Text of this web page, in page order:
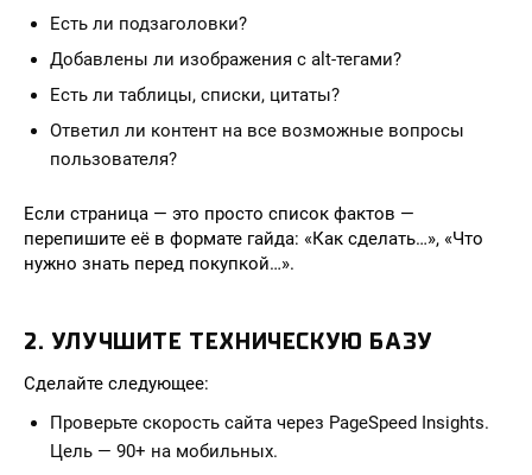
Есть ли подзаголовки?
Добавлены ли изображения с alt-тегами?
Есть ли таблицы, списки, цитаты?
Ответил ли контент на все возможные вопросы
пользователя?
Если страница — это просто список фактов —
перепишите её в формате гайда: «Как сделать…», «Что
нужно знать перед покупкой…».
2. УЛУЧШИТЕ ТЕХНИЧЕСКУЮ БАЗУ
Сделайте следующее:
Проверьте скорость сайта через PageSpeed Insights.
Цель — 90+ на мобильных.